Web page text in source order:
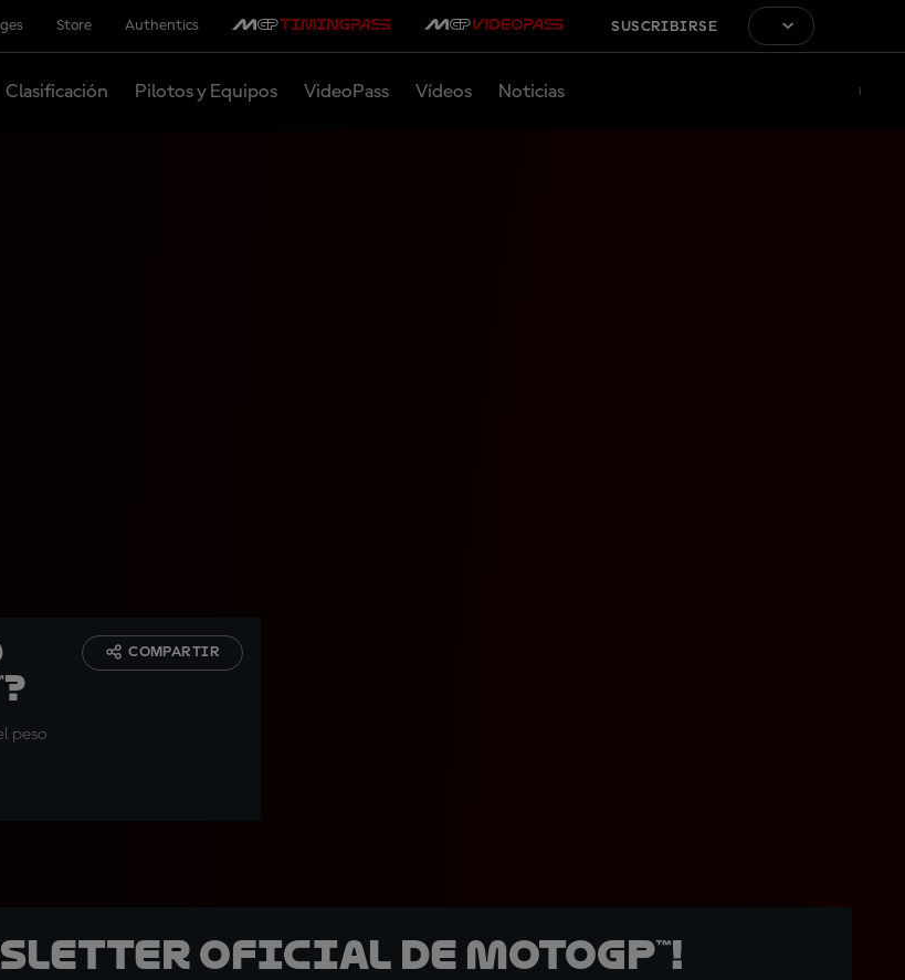
Store Authentics SUSCRIBIRSE
Clasificación Pilotos y Equipos VideoPass Vídeos Noticias
peso
COMPARTIR
oficial de MotoGP™!